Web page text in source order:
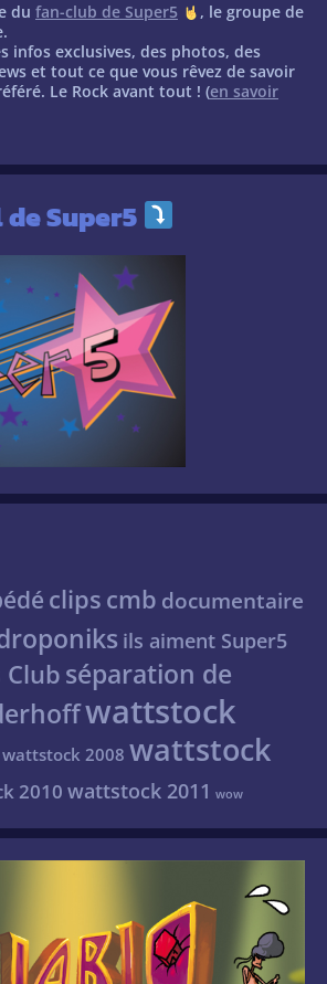
du fan-club de Super5
, le groupe de
infos exclusives, des photos, des
et tout ce que vous rêvez de savoir
Le Rock avant tout ! (en savoir
Super5
clips cmb documentaire
ils aiment Super5
Club séparation de
wattstock
wattstock 2008 wattstock
2010 wattstock 2011 wow